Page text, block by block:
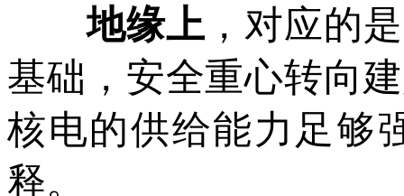
地缘上 ，对应的
基础，安全重心转向
核电的供给能力足够
释。